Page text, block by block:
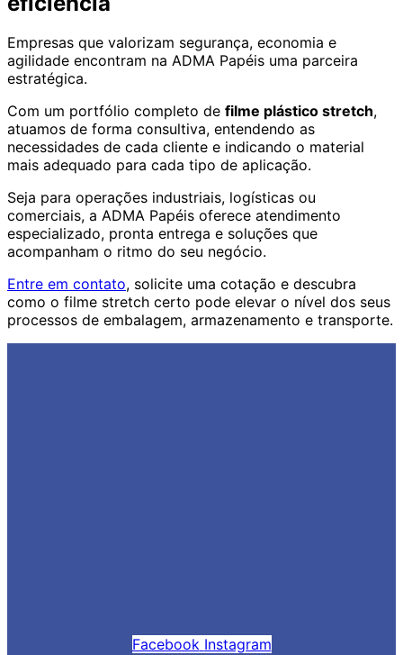
Empresas que valorizam segurança, economia e
agilidade encontram na ADMA Papéis uma parceira
estratégica.
Com um portfólio completo de filme plástico stretch,
atuamos de forma consultiva, entendendo as
necessidades de cada cliente e indicando o material
mais adequado para cada tipo de aplicação.
Seja para operações industriais, logísticas ou
comerciais, a ADMA Papéis oferece atendimento
especializado, pronta entrega e soluções que
acompanham o ritmo do seu negócio.
Entre em contato, solicite uma cotação e descubra
como o filme stretch certo pode elevar o nível dos seus
processos de embalagem, armazenamento e transporte.
Facebook Instagram